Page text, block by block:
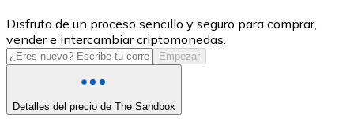
USD Coin
USDC
Disfruta de un proceso sencillo y seguro para comprar,
vender e intercambiar criptomonedas.
Empezar
Detalles del precio de The Sandbox